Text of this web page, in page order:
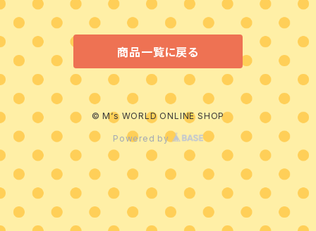
商品一覧に戻る
© M‘s WORLD ONLINE SHOP
Powered by